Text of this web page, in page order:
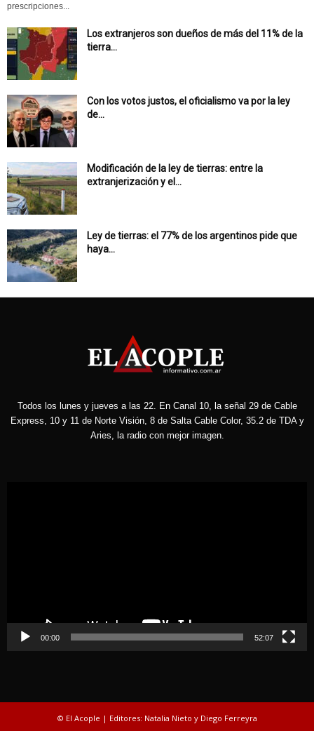
prescripciones...
Los extranjeros son dueños de más del 11% de la
tierra...
Con los votos justos, el oficialismo va por la ley
de...
Modificación de la ley de tierras: entre la
extranjerización y el...
Ley de tierras: el 77% de los argentinos pide que
haya...
Todos los lunes y jueves a las 22. En Canal 10, la señal 29 de Cable
Express, 10 y 11 de Norte Visión, 8 de Salta Cable Color, 35.2 de TDA y
Aries, la radio con mejor imagen.
00:00 52:07
© El Acople | Editores: Natalia Nieto y Diego Ferreyra